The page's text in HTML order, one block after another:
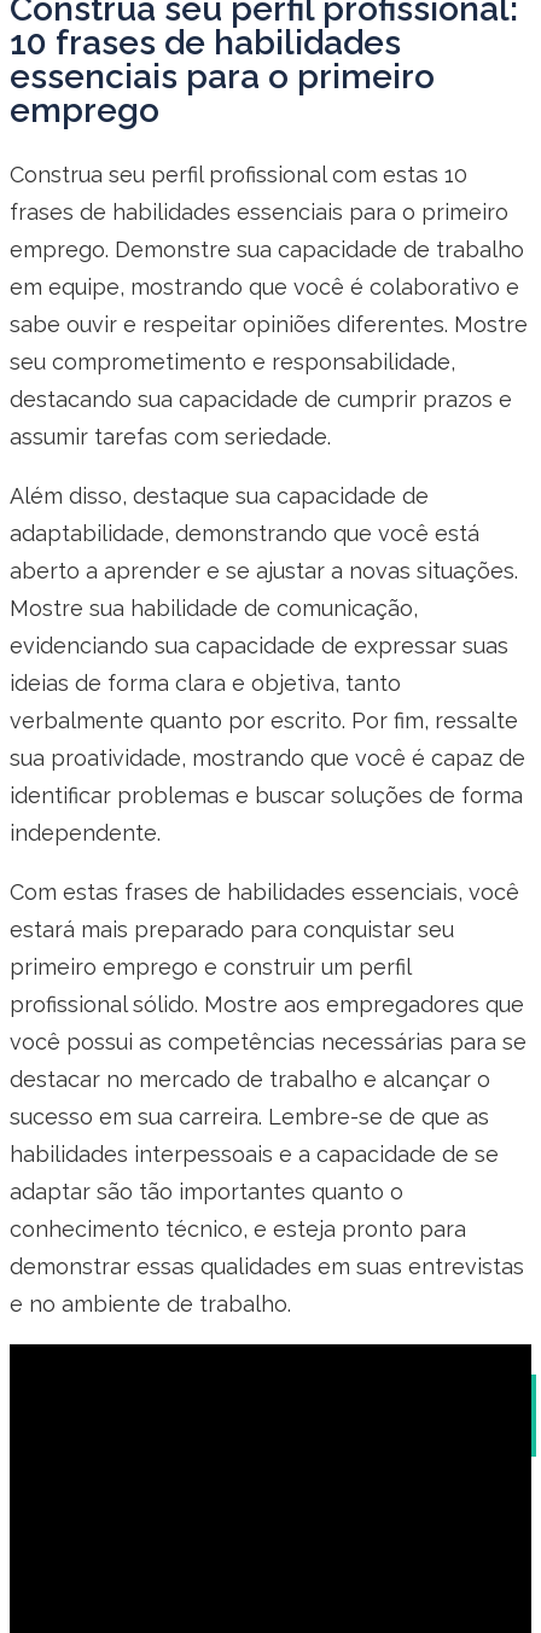
Construa seu perfil profissional:
10 frases de habilidades
essenciais para o primeiro
emprego
Construa seu perfil profissional com estas 10
frases de habilidades essenciais para o primeiro
emprego. Demonstre sua capacidade de trabalho
em equipe, mostrando que você é colaborativo e
sabe ouvir e respeitar opiniões diferentes. Mostre
seu comprometimento e responsabilidade,
destacando sua capacidade de cumprir prazos e
assumir tarefas com seriedade.
Além disso, destaque sua capacidade de
adaptabilidade, demonstrando que você está
aberto a aprender e se ajustar a novas situações.
Mostre sua habilidade de comunicação,
evidenciando sua capacidade de expressar suas
ideias de forma clara e objetiva, tanto
verbalmente quanto por escrito. Por fim, ressalte
sua proatividade, mostrando que você é capaz de
identificar problemas e buscar soluções de forma
independente.
Com estas frases de habilidades essenciais, você
estará mais preparado para conquistar seu
primeiro emprego e construir um perfil
profissional sólido. Mostre aos empregadores que
você possui as competências necessárias para se
destacar no mercado de trabalho e alcançar o
sucesso em sua carreira. Lembre-se de que as
habilidades interpessoais e a capacidade de se
adaptar são tão importantes quanto o
conhecimento técnico, e esteja pronto para
demonstrar essas qualidades em suas entrevistas
e no ambiente de trabalho.